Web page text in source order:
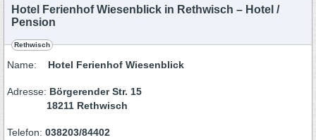
Hotel Ferienhof Wiesenblick in Rethwisch – Hotel /
Pension
Rethwisch
Name: Hotel Ferienhof Wiesenblick
Adresse: Börgerender Str. 15
18211 Rethwisch
Telefon: 038203/84402